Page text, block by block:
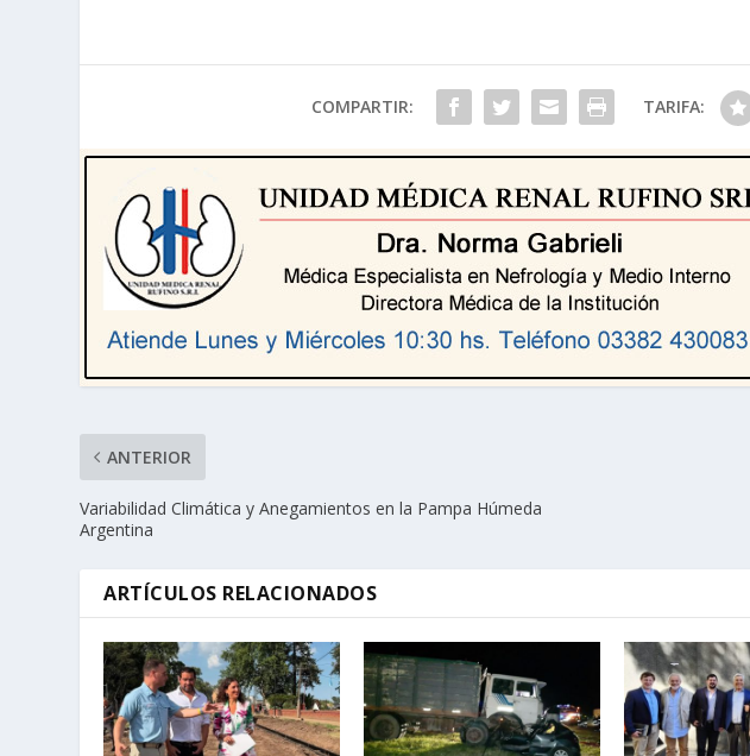
COMPARTIR: TARIFA:
ANTERIOR
Variabilidad Climática y Anegamientos en la Pampa Húmeda
Argentina
ARTÍCULOS RELACIONADOS